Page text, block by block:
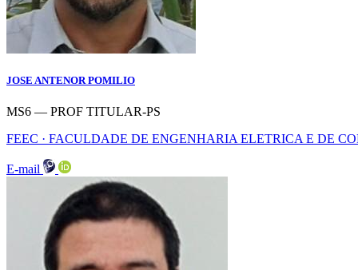
JOSE ANTENOR POMILIO
MS6 — PROF TITULAR-PS
FEEC · FACULDADE DE ENGENHARIA ELETRICA E DE
E-mail